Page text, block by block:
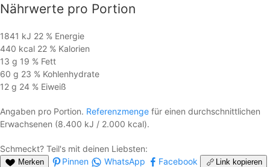
Nährwerte pro Portion
1841 kJ 22 % Energie
440 kcal 22 % Kalorien
13 g 19 % Fett
60 g 23 % Kohlen­hydrate
12 g 24 % Eiweiß
Angaben pro Portion. Referenzmenge für einen durchschnittlichen
Erwachsenen (8.400 kJ / 2.000 kcal).
Schmeckt? Teil's mit deinen Liebsten:
Merken Pinnen WhatsApp Facebook Link kopieren